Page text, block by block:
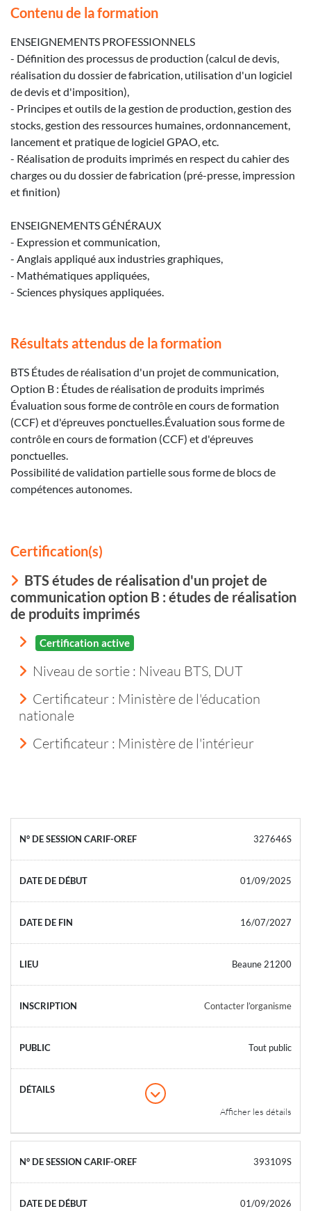
Contenu de la formation
ENSEIGNEMENTS PROFESSIONNELS
- Définition des processus de production (calcul de devis,
réalisation du dossier de fabrication, utilisation d'un logiciel
de devis et d'imposition),
- Principes et outils de la gestion de production, gestion des
stocks, gestion des ressources humaines, ordonnancement,
lancement et pratique de logiciel GPAO, etc.
- Réalisation de produits imprimés en respect du cahier des
charges ou du dossier de fabrication (pré-presse, impression
et finition)
ENSEIGNEMENTS GÉNÉRAUX
- Expression et communication,
- Anglais appliqué aux industries graphiques,
- Mathématiques appliquées,
- Sciences physiques appliquées.
Résultats attendus de la formation
BTS Études de réalisation d'un projet de communication,
Option B : Études de réalisation de produits imprimés
Évaluation sous forme de contrôle en cours de formation
(CCF) et d'épreuves ponctuelles.Évaluation sous forme de
contrôle en cours de formation (CCF) et d'épreuves
ponctuelles.
Possibilité de validation partielle sous forme de blocs de
compétences autonomes.
Certification(s)
BTS études de réalisation d'un projet de
communication option B : études de réalisation
de produits imprimés
Certification active
Niveau de sortie : Niveau BTS, DUT
Certificateur : Ministère de l'éducation
nationale
Certificateur : Ministère de l'intérieur
327646S
01/09/2025
16/07/2027
Beaune 21200
Contacter l’organisme
Tout public
Afficher les détails
393109S
01/09/2026